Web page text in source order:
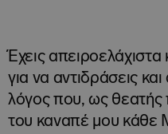
Έχεις
για να αντιδράσεις
λόγος που, ως θεατής
του καναπέ μου κάθε